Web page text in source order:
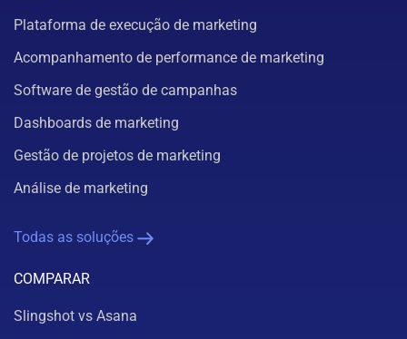
Plataforma de execução de marketing
Acompanhamento de performance de marketing
Software de gestão de campanhas
Dashboards de marketing
Gestão de projetos de marketing
Análise de marketing
Todas as soluções
COMPARAR
Slingshot vs Asana